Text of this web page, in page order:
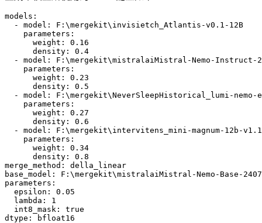
models:
  - model: F:\mergekit\invisietch_Atlantis-v0.1-12B
    parameters:
      weight: 0.16
      density: 0.4
- model: F:\mergekit\mistralaiMistral-Nemo-Instruct-
    parameters:
      weight: 0.23
      density: 0.5
- model: F:\mergekit\NeverSleepHistorical_lumi-nemo-
    parameters:
      weight: 0.27
      density: 0.6
  - model: F:\mergekit\intervitens_mini-magnum-12b-v1.1
    parameters:
      weight: 0.34
      density: 0.8
merge_method: della_linear
base_model: F:\mergekit\mistralaiMistral-Nemo-Base-2407
parameters:
  epsilon: 0.05
  lambda: 1
  int8_mask: true
dtype: bfloat16